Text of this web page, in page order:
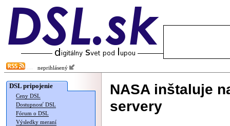
neprihlásený
DSL pripojenie
Ceny DSL
Dostupnosť DSL
Fórum o DSL
Výsledky meraní
NASA inštaluje
servery